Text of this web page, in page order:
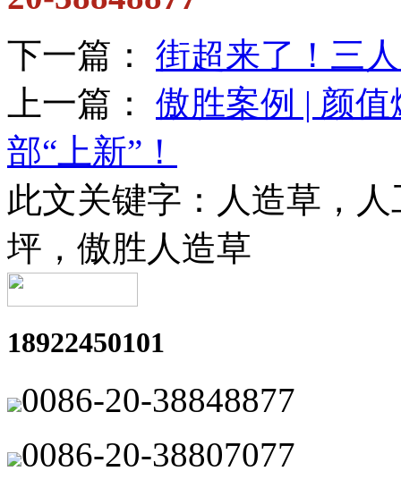
下一篇： 街超来了！三
上一篇： 傲胜案例 | 颜
部“上新”！
此文关键字： 人造草，
坪，傲胜人造草
18922450101
0086-20-38848877
0086-20-38807077